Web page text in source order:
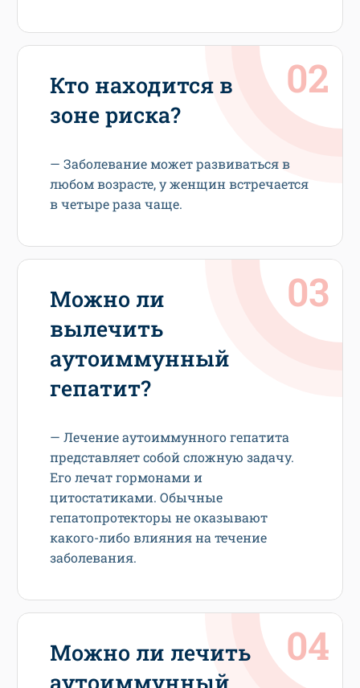
Кто находится в
зоне риска?
— Заболевание может развиваться в
любом возрасте, у женщин встречается
в четыре раза чаще.
Можно ли
вылечить
аутоиммунный
гепатит?
— Лечение аутоиммунного гепатита
представляет собой сложную задачу.
Его лечат гормонами и
цитостатиками. Обычные
гепатопротекторы не оказывают
какого-либо влияния на течение
заболевания.
Можно ли лечить
аутоиммунный